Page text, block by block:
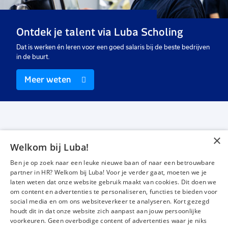
40 uur
€ 14,99- € 16,09 p.u.
40 uur
Uitzicht op vast
€ 14,99 -€ 16,09
Ontdek je talent via Luba Scholing
Dat is werken én leren voor een goed salaris bij de beste bedrijven
in de buurt.
Meer weten
Werken bij Luba
Voor werkgevers
Mijn Luba
Contact
InstagramFacebookLinkedIn YouTube
×
Welkom bij Luba!
Ben je op zoek naar een leuke nieuwe baan of naar een betrouwbare
partner in HR? Welkom bij Luba! Voor je verder gaat, moeten we je
laten weten dat onze website gebruik maakt van cookies. Dit doen we
om content en advertenties te personaliseren, functies te bieden voor
social media en om ons websiteverkeer te analyseren. Kort gezegd
houdt dit in dat onze website zich aanpast aan jouw persoonlijke
voorkeuren. Geen overbodige content of advertenties waar je niks